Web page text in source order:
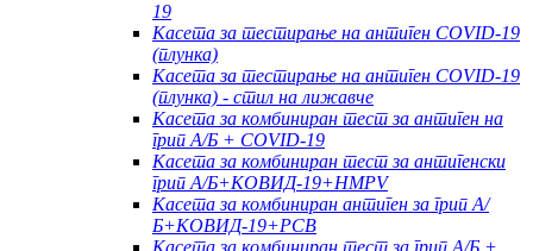
19
Касета за тестирање на антиген COVID-19
(плунка)
Касета за тестирање на антиген COVID-19
(плунка) - стил на лижавче
Касета за комбиниран тест за антиген на
грип А/Б + COVID-19
Касета за комбиниран тест за антигенски
грип А/Б+КОВИД-19+HMPV
Касета за комбиниран антиген за грип А/
Б+КОВИД-19+РСВ
Касета за комбиниран тест за грип А/Б +